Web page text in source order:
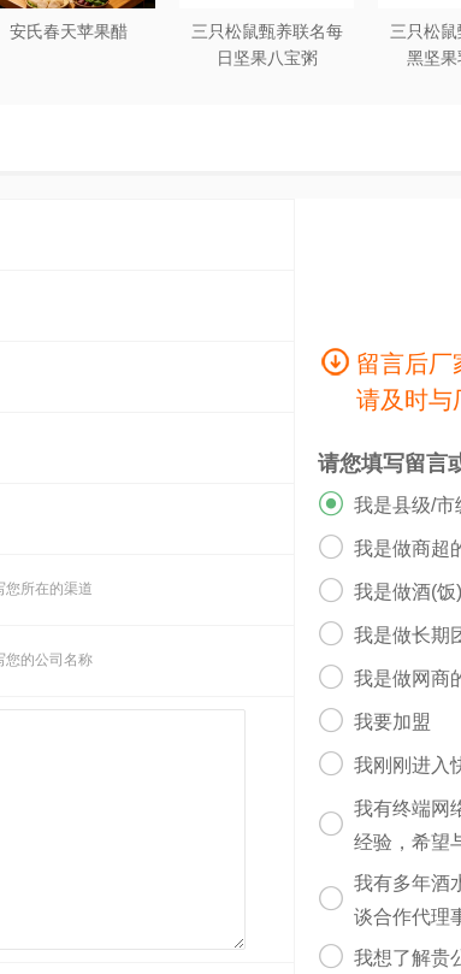
安氏春天苹果醋
三只松鼠甄养联名每
日坚果八宝粥
三只松
黑坚果
您所在的渠道
您的公司名称
留言后厂
请及时与
请您填写留言
 我是县级/市
 我是做商超
 我是做酒(饭
 我是做长期
 我是做网商
 我要加盟
 我刚刚进入

我有终端网
经验，希望

我有多年酒
谈合作代理
 我想了解贵